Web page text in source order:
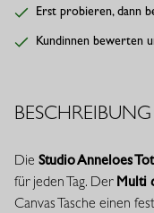
Erst probieren, dann
Kundinnen bewerten
BESCHREIBUNG
Die Studio Anneloes
für jeden Tag. Der Multi
Canvas Tasche einen